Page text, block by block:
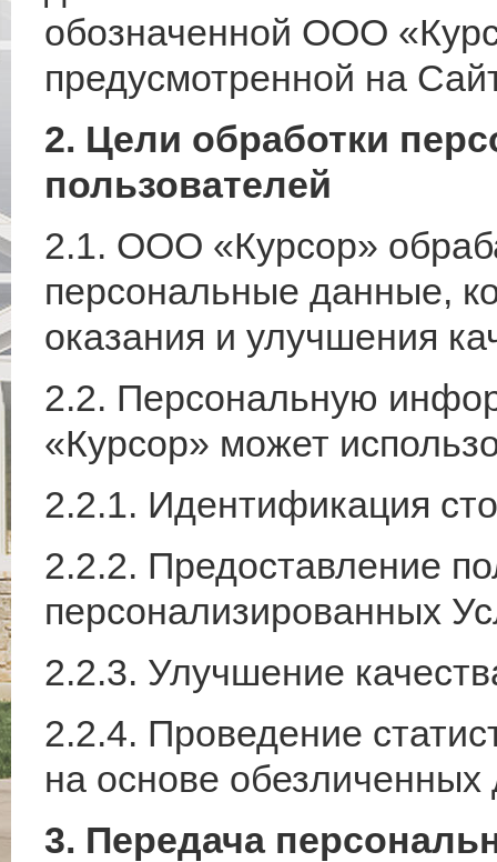
обозначенной ООО
предусмотренной на
2. Цели обработки
пользователей
2.1. ООО «Курсор»
персональные данные,
оказания и улучшения
2.2. Персональную
«Курсор» может
2.2.1. Идентификация
2.2.2. Предоставление
персонализированных
2.2.3. Улучшение
2.2.4. Проведение
на основе обезличенных
3. Передача